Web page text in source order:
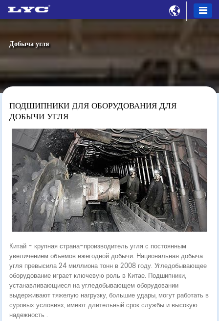

Добыча угля
ПОДШИПНИКИ ДЛЯ ОБОРУДОВАНИЯ ДЛЯ
ДОБЫЧИ УГЛЯ
Китай - крупная страна-производитель угля с постоянным
увеличением объемов ежегодной добычи. Национальная добыча
угля превысила 24 миллиона тонн в 2008 году. Угледобывающее
оборудование играет ключевую роль в Китае. Подшипники,
устанавливающиеся на угледобывающем оборудовании
выдерживают тяжелую нагрузку, большие удары, могут работать в
суровых условиях, имеют длительный срок службы и высокую
надежность .